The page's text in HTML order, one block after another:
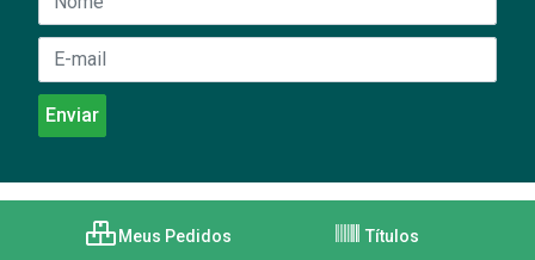
Meus Pedidos Títulos